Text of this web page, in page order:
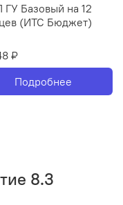
ГУ Базовый на 12
(ИТС Бюджет)
₽
Подробнее
8.3